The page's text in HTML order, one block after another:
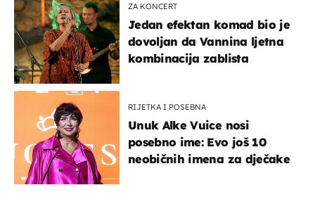
ZA KONCERT
Jedan efektan komad bio je
dovoljan da Vannina ljetna
kombinacija zablista
RIJETKA I POSEBNA
Unuk Alke Vuice nosi
posebno ime: Evo još 10
neobičnih imena za dječake